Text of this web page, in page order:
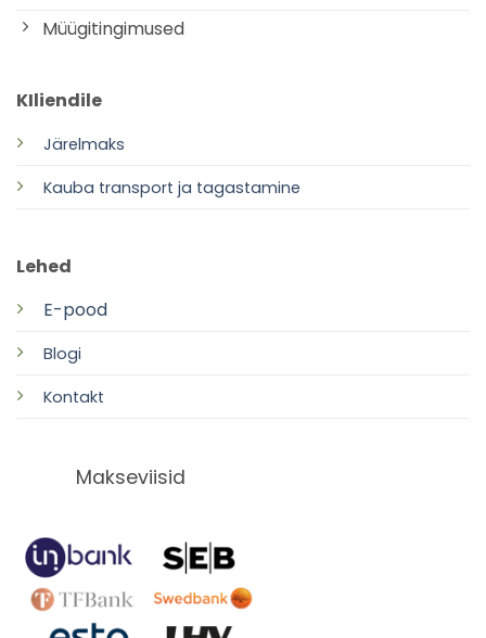
KIliendile
Järelmaks
Kauba transport ja tagastamine
Lehed
E-pood
Blogi
Kontakt
Makseviisid
Müügitingimused